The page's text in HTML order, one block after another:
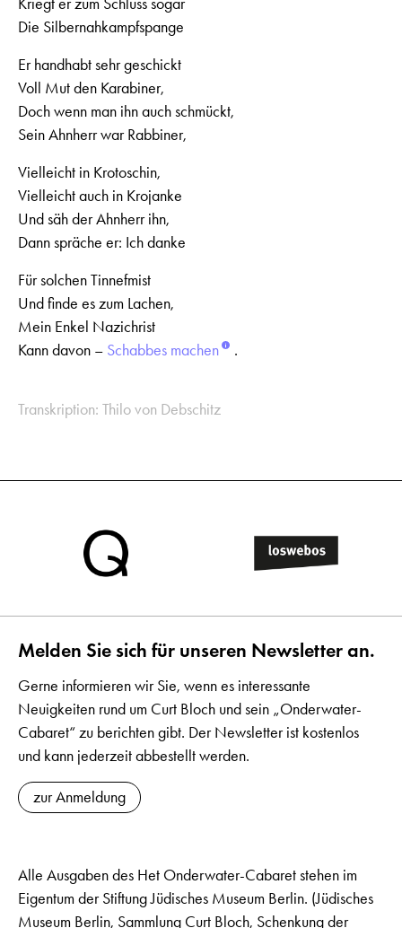
Die Silbernahkampfspange
Er handhabt sehr geschickt
Voll Mut den Karabiner,
Doch wenn man ihn auch schmückt,
Sein Ahnherr war Rabbiner,
Vielleicht in Krotoschin,
Vielleicht auch in Krojanke
Und säh der Ahnherr ihn,
Dann spräche er: Ich danke
Für solchen Tinnefmist
Und finde es zum Lachen,
Mein Enkel Nazichrist
Kann davon – Schabbes machen .
Transkription: Thilo von Debschitz
Melden Sie sich für unseren Newsletter an.
Gerne informieren wir Sie, wenn es interessante
Neuigkeiten rund um Curt Bloch und sein „Onderwater-
Cabaret“ zu berichten gibt. Der Newsletter ist kostenlos
und kann jederzeit abbestellt werden.
zur Anmeldung
Alle Ausgaben des Het Onderwater-Cabaret stehen im
Eigentum der Stiftung Jüdisches Museum Berlin. (Jüdisches
Museum Berlin, Sammlung Curt Bloch, Schenkung der